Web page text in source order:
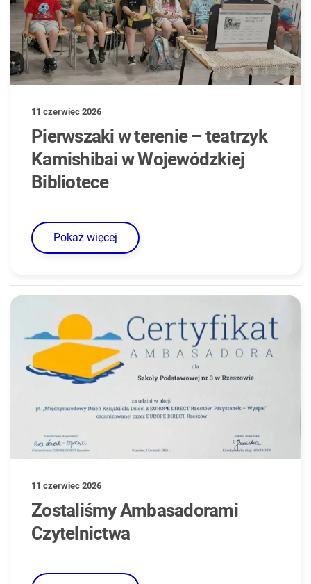
11 czerwiec 2026
Pierwszaki w terenie – teatrzyk
Kamishibai w Wojewódzkiej
Bibliotece
Pokaż więcej
11 czerwiec 2026
Zostaliśmy Ambasadorami
Czytelnictwa